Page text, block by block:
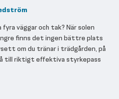
väggar och tak? När solen
finns det ingen bättre plats
om du tränar i trädgården, på
till riktigt effektiva styrkepass